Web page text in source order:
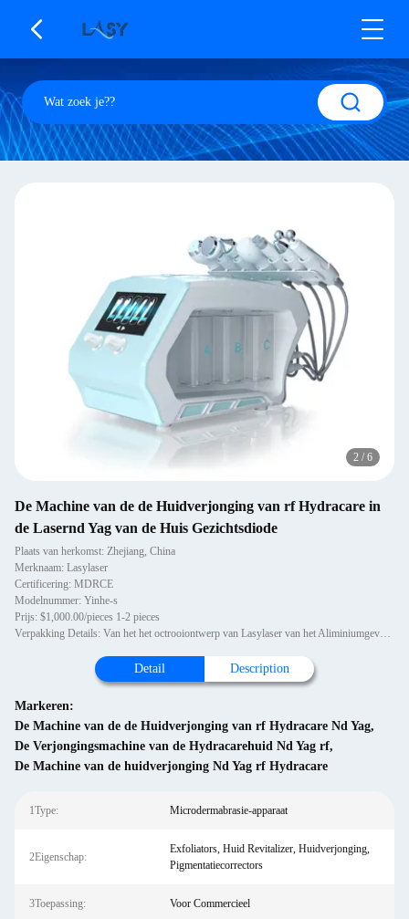
2 / 6
De Machine van de de Huidverjonging van rf Hydracare in
de Lasernd Yag van de Huis Gezichtsdiode
Plaats van herkomst: Zhejiang, China
Merknaam: Lasylaser
Certificering: MDRCE
Modelnummer: Yinhe-s
Prijs: $1,000.00/pieces 1-2 pieces
Verpakking Details: Van het het octrooiontwerp van Lasylaser van het Aliminiumgeval van de het nieuwe product powerpicc
Detail Description
Markeren:
De Machine van de de Huidverjonging van rf Hydracare Nd Yag,
De Verjongingsmachine van de Hydracarehuid Nd Yag rf,
De Machine van de huidverjonging Nd Yag rf Hydracare
1Type: Microdermabrasie-apparaat
2Eigenschap:
Exfoliators, Huid Revitalizer, Huidverjonging,
Pigmentatiecorrectors
3Toepassing: Voor Commercieel